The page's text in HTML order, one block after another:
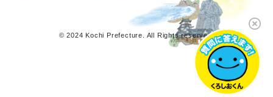
© 2024 Kochi Prefecture. All Rights reserved.